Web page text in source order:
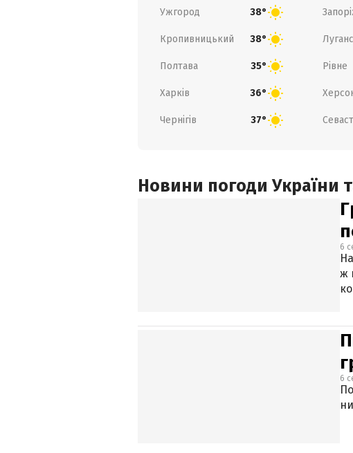
Ужгород 38°
Кропивницький 38°
Полтава 35° Рівне
Харків 36°
Чернігів 37°
Новини погоди України
6
ж
6